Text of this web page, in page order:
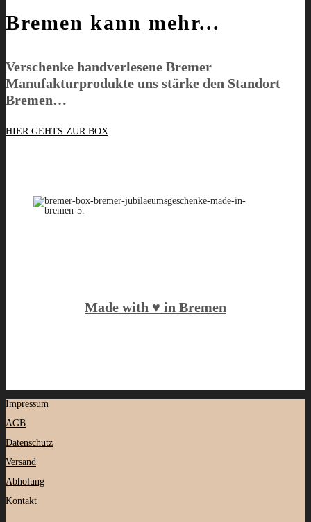
Bremen kann mehr...
Verschenke handverlesene Bremer
Manufakturprodukte uns stärke den Standort
Bremen…
HIER GEHTS ZUR BOX
Made with ♥️ in Bremen
Impressum
AGB
Datenschutz
Versand
Abholung
Kontakt